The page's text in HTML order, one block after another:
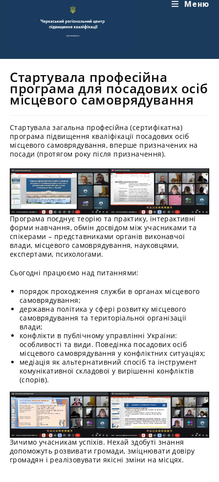
Меню
Стартувала професійна
програма для посадових осіб
місцевого самоврядування
Стартувала загальна професійна (сертифікатна)
програма підвищення кваліфікації посадових осіб
місцевого самоврядування, вперше призначених на
посади (протягом року після призначення).
Програма поєднує теорію та практику, інтерактивні
форми навчання, обмін досвідом між учасниками та
спікерами – представниками органів виконавчої
влади, місцевого самоврядування, науковцями,
експертами, психологами.
Сьогодні працюємо над питаннями:
порядок проходження служби в органах місцевого
самоврядування;
державна політика у сфері розвитку місцевого
самоврядування та територіальної організації
влади;
конфлікти в публічному управлінні України:
особливості та види. Поведінка посадових осіб
місцевого самоврядування у конфліктних ситуаціях;
медіація як альтернативний спосіб та інструмент
комунікативної складової у вирішенні конфліктів
(спорів).
Зичимо учасникам успіхів. Нехай здобуті знання
допоможуть розвивати громади, зміцнювати довіру
громадян і реалізовувати якісні зміни на місцях.